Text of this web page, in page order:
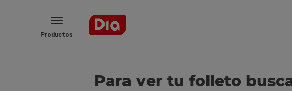
Productos
Para ver tu folleto